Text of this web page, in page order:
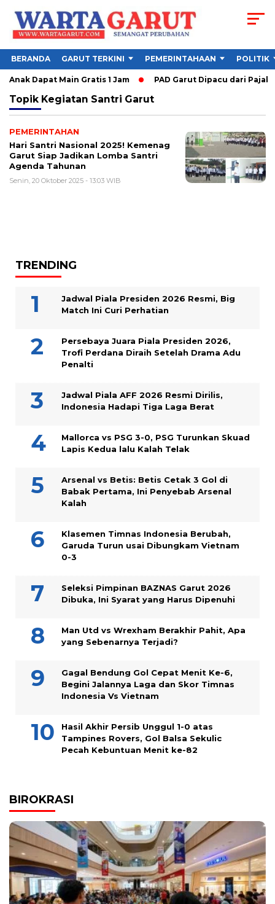
BERANDA GARUT TERKINI PEMERINTAHAAN POLITIK
Dapat Main Gratis 1 Jam PAD Garut Dipacu dari Pajak
Topik Kegiatan Santri Garut
PEMERINTAHAN
Hari Santri Nasional 2025! Kemenag
Garut Siap Jadikan Lomba Santri
Agenda Tahunan
Senin, 20 Oktober 2025 - 13:03 WIB
TRENDING
Jadwal Piala Presiden 2026 Resmi, Big
Match Ini Curi Perhatian
Persebaya Juara Piala Presiden 2026,
Trofi Perdana Diraih Setelah Drama Adu
Penalti
Jadwal Piala AFF 2026 Resmi Dirilis,
Indonesia Hadapi Tiga Laga Berat
Mallorca vs PSG 3-0, PSG Turunkan Skuad
Lapis Kedua lalu Kalah Telak
Arsenal vs Betis: Betis Cetak 3 Gol di
Babak Pertama, Ini Penyebab Arsenal
Kalah
Klasemen Timnas Indonesia Berubah,
Garuda Turun usai Dibungkam Vietnam
0-3
Seleksi Pimpinan BAZNAS Garut 2026
Dibuka, Ini Syarat yang Harus Dipenuhi
Man Utd vs Wrexham Berakhir Pahit, Apa
yang Sebenarnya Terjadi?
Gagal Bendung Gol Cepat Menit Ke-6,
Begini Jalannya Laga dan Skor Timnas
Indonesia Vs Vietnam
Hasil Akhir Persib Unggul 1-0 atas
Tampines Rovers, Gol Balsa Sekulic
Pecah Kebuntuan Menit ke-82
BIROKRASI